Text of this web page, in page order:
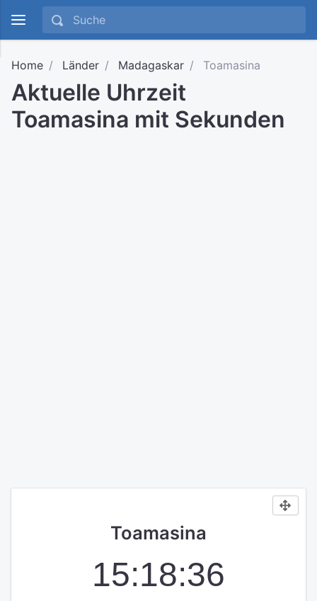
Home Länder Madagaskar Toamasina
Aktuelle Uhrzeit
Toamasina mit Sekunden
Toamasina
15:18:36